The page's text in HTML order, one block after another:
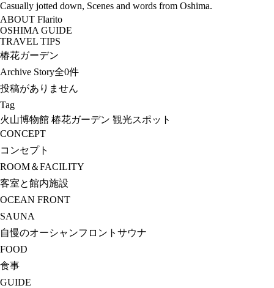
Casually jotted down, Scenes and words from Oshima.
ABOUT Flarito
OSHIMA GUIDE
TRAVEL TIPS
椿花ガーデン
Archive Story全0件
投稿がありません
Tag
火山博物館 椿花ガーデン 観光スポット
CONCEPT
コンセプト
ROOM＆FACILITY
客室と館内施設
OCEAN FRONT
SAUNA
自慢のオーシャンフロントサウナ
FOOD
食事
GUIDE